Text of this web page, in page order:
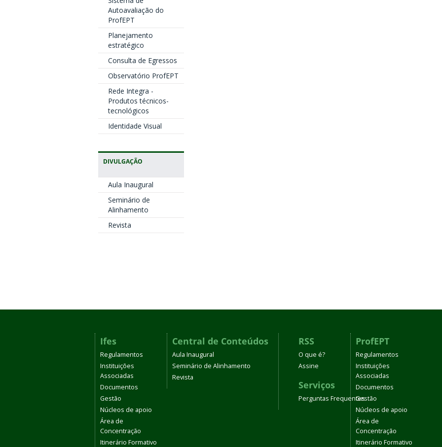
Autoavaliação do
ProfEPT
Planejamento
estratégico
Consulta de Egressos
Observatório ProfEPT
Rede Integra -
Produtos técnicos-
tecnológicos
Identidade Visual
DIVULGAÇÃO
Aula Inaugural
Seminário de
Alinhamento
Revista
Ifes
Regulamentos
Instituições
Associadas
Documentos
Gestão
Núcleos de apoio
Área de
Concentração
Itinerário Formativo
Central de Conteúdos
Aula Inaugural
Seminário de Alinhamento
Revista
RSS
O que é?
Assine
Serviços
Perguntas Frequentes
ProfEPT
Regulamentos
Instituições
Associadas
Documentos
Gestão
Núcleos de apoio
Área de
Concentração
Itinerário Formativo